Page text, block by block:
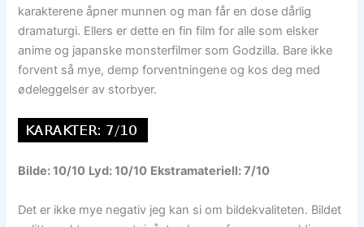
karakterene åpner munnen og man får en dose dårlig
dramaturgi. Ellers er dette en fin film for alle som elsker
anime og japanske monsterfilmer som Godzilla. Bare ikke
forvent så mye, demp forventningene og kos deg med
ødeleggelser av storbyer.
Bilde: 10/10 Lyd: 10/10 Ekstramateriell: 7/10
Det er ikke mye negativ jeg kan si om bildekvaliteten. Bildet